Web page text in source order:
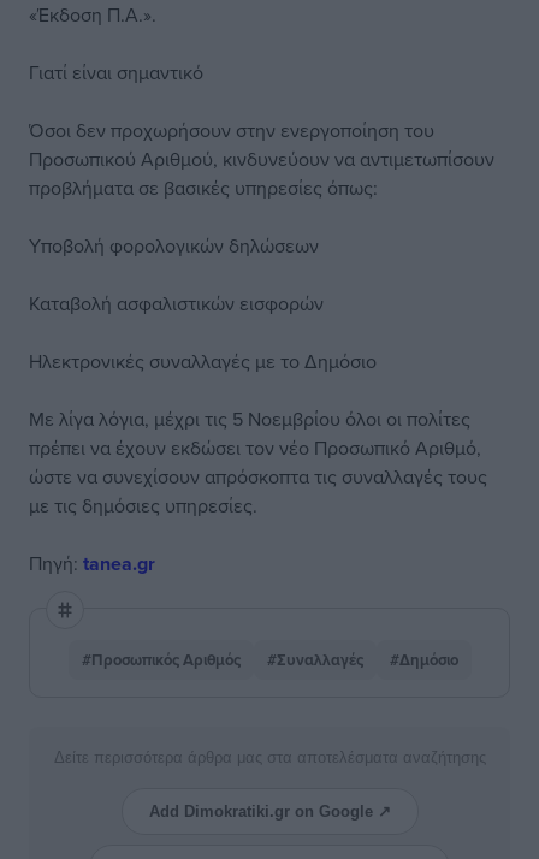
«Έκδοση Π.Α.».
Γιατί είναι σημαντικό
Όσοι δεν προχωρήσουν στην ενεργοποίηση του
Προσωπικού Αριθμού, κινδυνεύουν να αντιμετωπίσουν
προβλήματα σε βασικές υπηρεσίες όπως:
Υποβολή φορολογικών δηλώσεων
Καταβολή ασφαλιστικών εισφορών
Ηλεκτρονικές συναλλαγές με το Δημόσιο
Με λίγα λόγια, μέχρι τις 5 Νοεμβρίου όλοι οι πολίτες
πρέπει να έχουν εκδώσει τον νέο Προσωπικό Αριθμό,
ώστε να συνεχίσουν απρόσκοπτα τις συναλλαγές τους
με τις δημόσιες υπηρεσίες.
Πηγή: tanea.gr
#Προσωπικός Αριθμός #Συναλλαγές #Δημόσιο
Δείτε περισσότερα άρθρα μας στα αποτελέσματα αναζήτησης
Add Dimokratiki.gr on Google ↗